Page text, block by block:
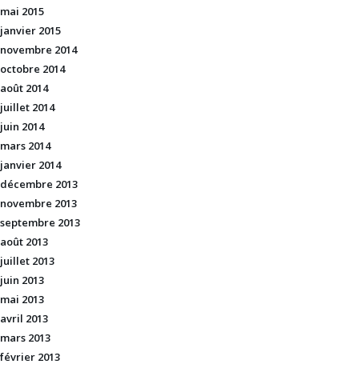
mai 2015
janvier 2015
novembre 2014
octobre 2014
août 2014
juillet 2014
juin 2014
mars 2014
janvier 2014
décembre 2013
novembre 2013
septembre 2013
août 2013
juillet 2013
juin 2013
mai 2013
avril 2013
mars 2013
février 2013